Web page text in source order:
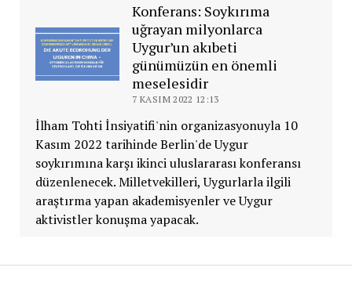
Konferans: Soykırıma
uğrayan milyonlarca
Uygur’un akıbeti
günümüzün en önemli
meselesidir
7 KASIM 2022 12:13
İlham Tohti İnsiyatifi'nin organizasyonuyla 10
Kasım 2022 tarihinde Berlin'de Uygur
soykırımına karşı ikinci uluslararası konferansı
düzenlenecek. Milletvekilleri, Uygurlarla ilgili
araştırma yapan akademisyenler ve Uygur
aktivistler konuşma yapacak.